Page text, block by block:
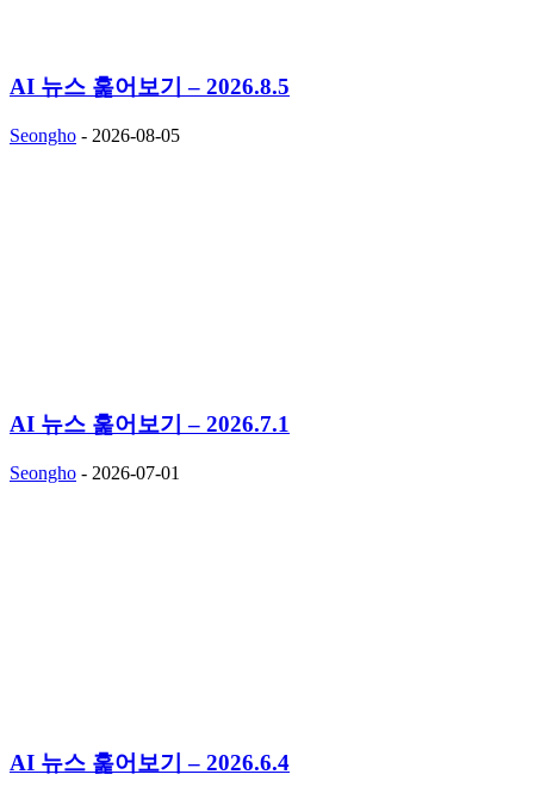
AI 뉴스 훑어보기 – 2026.8.5
Seongho - 2026-08-05
AI 뉴스 훑어보기 – 2026.7.1
Seongho - 2026-07-01
AI 뉴스 훑어보기 – 2026.6.4